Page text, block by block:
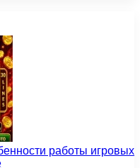
работы игровых